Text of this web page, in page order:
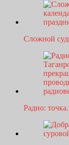
Сложной
Радио: